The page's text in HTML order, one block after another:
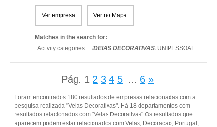
Ver empresa Ver no Mapa
Matches in the search for:
Activity categories: ...IDEIAS DECORATIVAS, UNIPESSOAL...
Pág. 1 2 3 4 5 ... 6 »
Foram encontrados 180 resultados de empresas relacionadas com a
pesquisa realizada "Velas Decorativas". Há 18 departamentos com
resultados relacionados com "Velas Decorativas".Os resultados que
aparecem podem estar relacionados com Velas, Decoracao, Portugal,